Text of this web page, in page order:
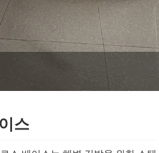
스